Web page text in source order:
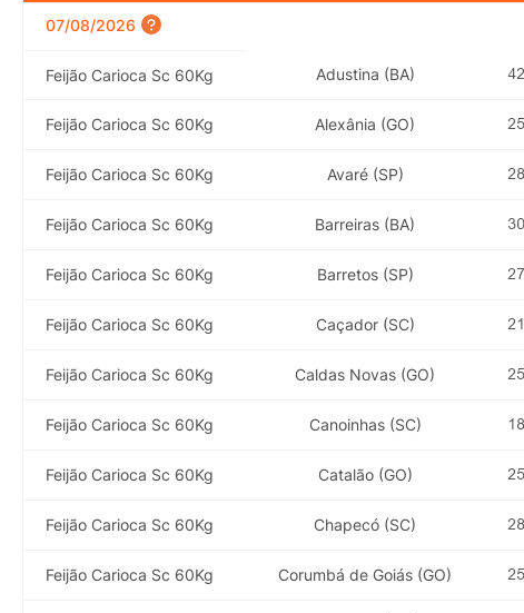
07/08/2026
Feijão Carioca Sc 60Kg Adustina (BA)
Feijão Carioca Sc 60Kg Alexânia (GO)
Feijão Carioca Sc 60Kg Avaré (SP)
Feijão Carioca Sc 60Kg Barreiras (BA)
Feijão Carioca Sc 60Kg Barretos (SP)
Feijão Carioca Sc 60Kg Caçador (SC)
Feijão Carioca Sc 60Kg Caldas Novas (GO)
Feijão Carioca Sc 60Kg Canoinhas (SC)
Feijão Carioca Sc 60Kg Catalão (GO)
Feijão Carioca Sc 60Kg Chapecó (SC)
Feijão Carioca Sc 60Kg Corumbá de Goiás (GO)